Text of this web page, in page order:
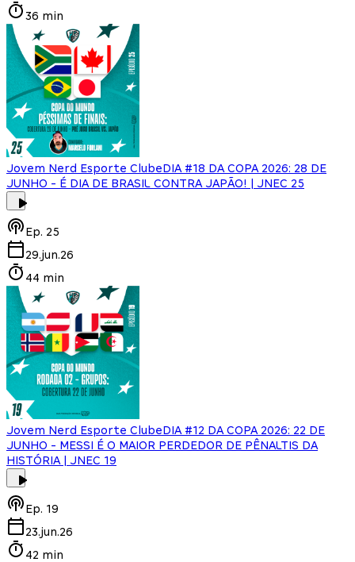
36 min
Jovem Nerd Esporte ClubeDIA #18 DA COPA 2026: 28 DE
JUNHO - É DIA DE BRASIL CONTRA JAPÃO! | JNEC 25
Ep. 25
29.jun.26
44 min
Jovem Nerd Esporte ClubeDIA #12 DA COPA 2026: 22 DE
JUNHO - MESSI É O MAIOR PERDEDOR DE PÊNALTIS DA
HISTÓRIA | JNEC 19
Ep. 19
23.jun.26
42 min